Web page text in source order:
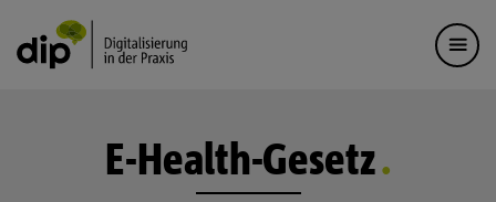
E-Health-Gesetz